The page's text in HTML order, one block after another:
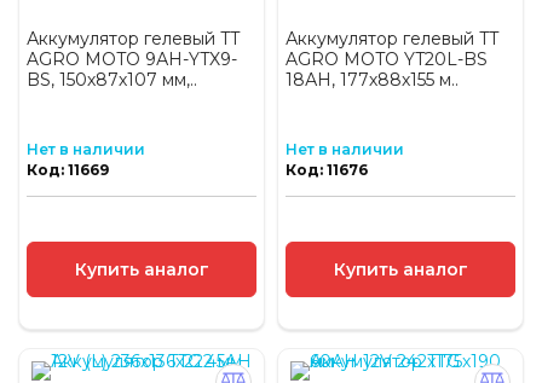
Аккумулятор гелевый TT
AGRO MOTO 9АH-YTX9-
BS, 150х87х107 мм,..
Нет в наличии
Код: 11669
Купить аналог
Аккумулятор гелевый TT
AGRO MOTO YT20L-BS
18АH, 177х88х155 м..
Нет в наличии
Код: 11676
Купить аналог